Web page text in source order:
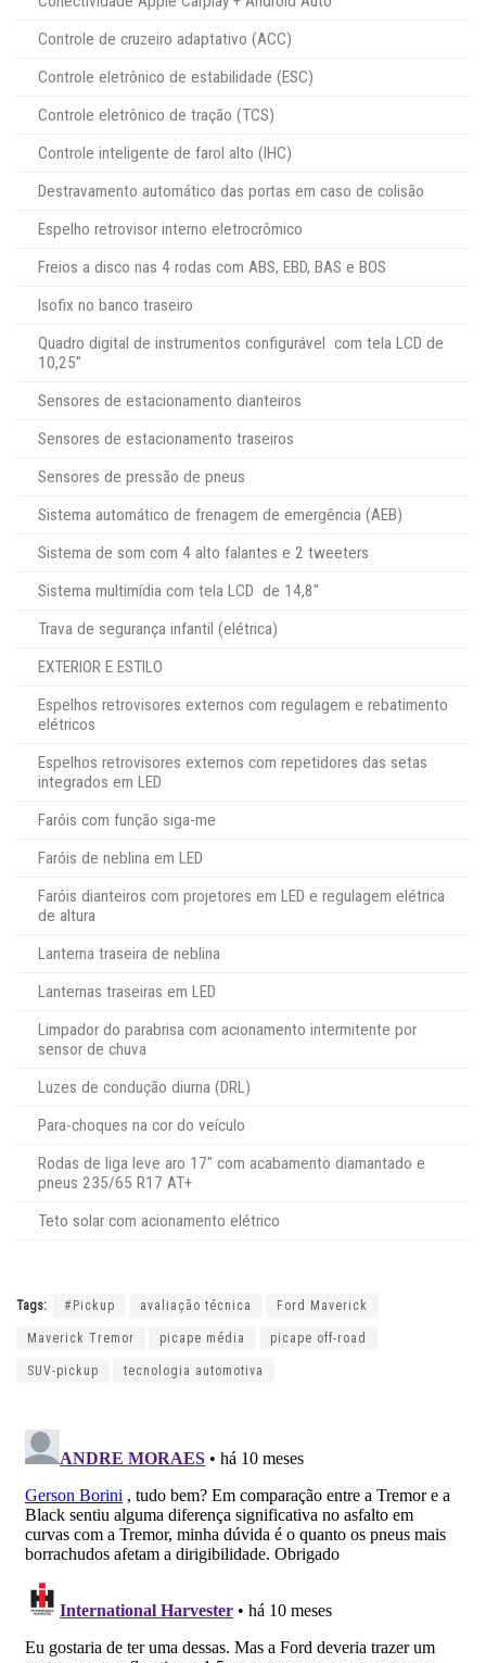
Controle de cruzeiro adaptativo (ACC)
Controle eletrônico de estabilidade (ESC)
Controle eletrônico de tração (TCS)
Controle inteligente de farol alto (IHC)
Destravamento automático das portas em caso de colisão
Espelho retrovisor interno eletrocrômico
Freios a disco nas 4 rodas com ABS, EBD, BAS e BOS
Isofix no banco traseiro
Quadro digital de instrumentos configurável com tela LCD de
10,25″
Sensores de estacionamento dianteiros
Sensores de estacionamento traseiros
Sensores de pressão de pneus
Sistema automático de frenagem de emergência (AEB)
Sistema de som com 4 alto falantes e 2 tweeters
Sistema multimídia com tela LCD de 14,8″
Trava de segurança infantil (elétrica)
EXTERIOR E ESTILO
Espelhos retrovisores externos com regulagem e rebatimento
elétricos
Espelhos retrovisores externos com repetidores das setas
integrados em LED
Faróis com função siga-me
Faróis de neblina em LED
Faróis dianteiros com projetores em LED e regulagem elétrica
de altura
Lanterna traseira de neblina
Lanternas traseiras em LED
Limpador do parabrisa com acionamento intermitente por
sensor de chuva
Luzes de condução diurna (DRL)
Para-choques na cor do veículo
Rodas de liga leve aro 17″ com acabamento diamantado e
pneus 235/65 R17 AT+
Teto solar com acionamento elétrico
Tags: #Pickup avaliação técnica Ford Maverick
Maverick Tremor picape média picape off-road
SUV-pickup tecnologia automotiva